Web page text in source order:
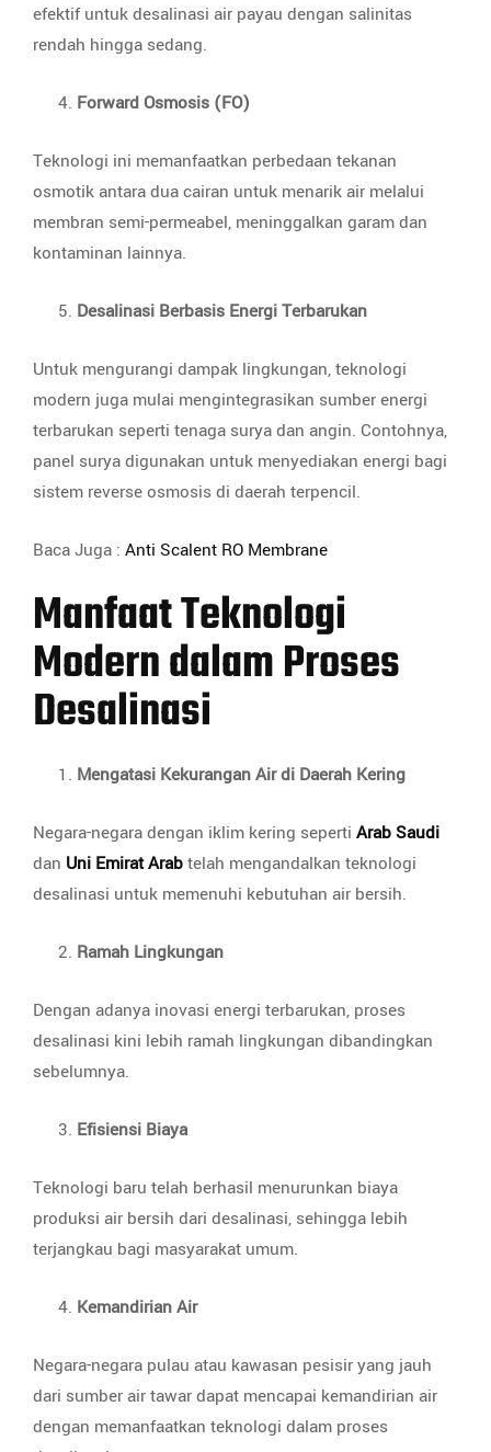
efektif untuk desalinasi air payau dengan salinitas
rendah hingga sedang.
Forward Osmosis (FO)
Teknologi ini memanfaatkan perbedaan tekanan
osmotik antara dua cairan untuk menarik air melalui
membran semi-permeabel, meninggalkan garam dan
kontaminan lainnya.
Desalinasi Berbasis Energi Terbarukan
Untuk mengurangi dampak lingkungan, teknologi
modern juga mulai mengintegrasikan sumber energi
terbarukan seperti tenaga surya dan angin. Contohnya,
panel surya digunakan untuk menyediakan energi bagi
sistem reverse osmosis di daerah terpencil.
Baca Juga : Anti Scalent RO Membrane
Manfaat Teknologi
Modern dalam Proses
Desalinasi
Mengatasi Kekurangan Air di Daerah Kering
Negara-negara dengan iklim kering seperti Arab Saudi
dan Uni Emirat Arabtelah mengandalkan teknologi
desalinasi untuk memenuhi kebutuhan air bersih.
Ramah Lingkungan
Dengan adanya inovasi energi terbarukan, proses
desalinasi kini lebih ramah lingkungan dibandingkan
sebelumnya.
Efisiensi Biaya
Teknologi baru telah berhasil menurunkan biaya
produksi air bersih dari desalinasi, sehingga lebih
terjangkau bagi masyarakat umum.
Kemandirian Air
Negara-negara pulau atau kawasan pesisir yang jauh
dari sumber air tawar dapat mencapai kemandirian air
dengan memanfaatkan teknologi dalam proses